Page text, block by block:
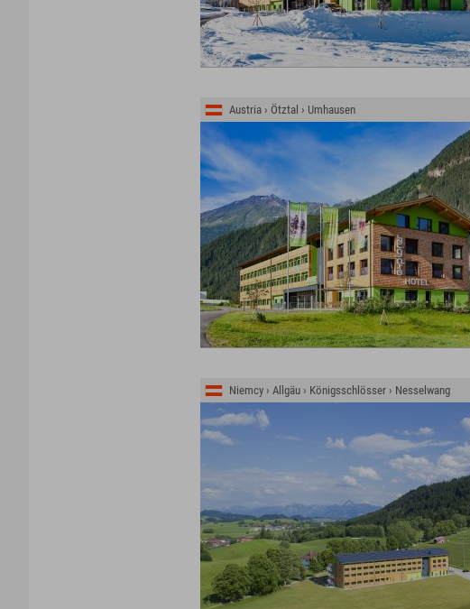
Austria › Ötztal › Umhausen
Niemcy › Allgäu › Königsschlösser › Nesselwang